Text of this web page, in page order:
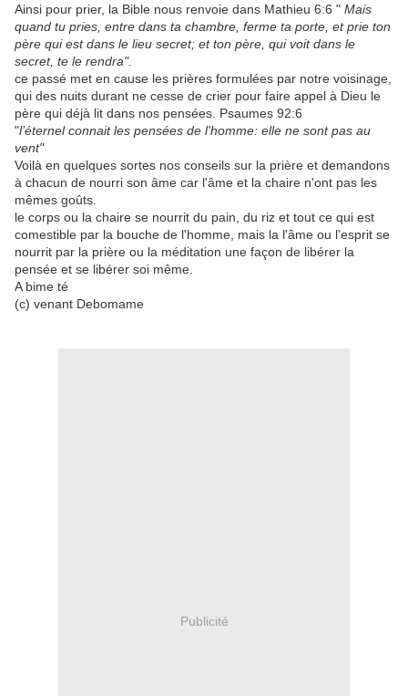
Ainsi pour prier, la Bible nous renvoie dans Mathieu 6:6 " Mais
quand tu pries, entre dans ta chambre, ferme ta porte, et prie ton
père qui est dans le lieu secret; et ton père, qui voit dans le
secret, te le rendra".
ce passé met en cause les prières formulées par notre voisinage,
qui des nuits durant ne cesse de crier pour faire appel à Dieu le
père qui déjà lit dans nos pensées. Psaumes 92:6
"l’éternel connait les pensées de l'homme: elle ne sont pas au
vent"
Voilà en quelques sortes nos conseils sur la prière et demandons
à chacun de nourri son âme car l'âme et la chaire n'ont pas les
mêmes goûts.
le corps ou la chaire se nourrit du pain, du riz et tout ce qui est
comestible par la bouche de l'homme, mais la l'âme ou l'esprit se
nourrit par la prière ou la méditation une façon de libérer la
pensée et se libérer soi même.
A bime té
(c) venant Debomame
Publicité